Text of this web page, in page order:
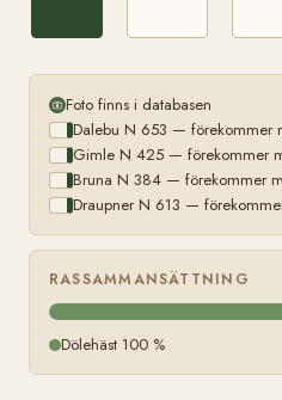
Foto finns i databasen
Dalebu N 653 — förekommer
Gimle N 425 — förekommer
Bruna N 384 — förekommer
Draupner N 613 —
RASSAMMANSÄTTNING
Dölehäst 100 %